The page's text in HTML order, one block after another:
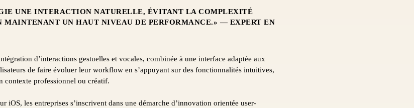
UNE INTERACTION NATURELLE, ÉVITANT LA COMPLEXITÉ
UN HAUT NIVEAU DE PERFORMANCE.» — EXPERT EN
d’interactions gestuelles et vocales, combinée à une interface adaptée aux
de faire évoluer leur workflow en s’appuyant sur des fonctionnalités intuitives,
contexte professionnel ou créatif.
iOS, les entreprises s’inscrivent dans une démarche d’innovation orientée user-